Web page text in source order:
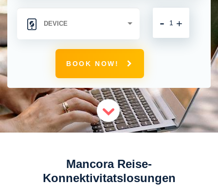
+
-
BOOK NOW!
Mancora Reise-
Konnektivitatslosungen